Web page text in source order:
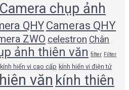
Camera chụp ảnh
QHY Cameras QHY
ZWO celestron Chân
ảnh thiên văn filter Filter
kính hiển vi cao cấp kính hiển vi điện tử
văn kính thiên